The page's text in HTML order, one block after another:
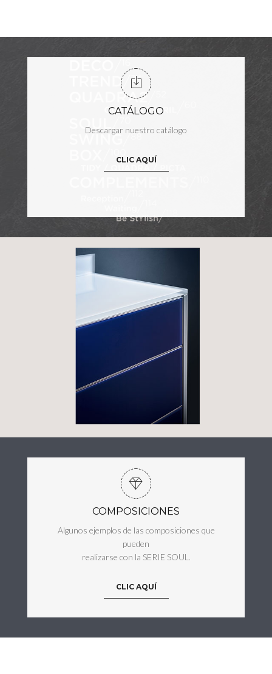
CATÁLOGO
Descargar nuestro catálogo
CLIC AQUÍ
COMPOSICIONES
Algunos ejemplos de las composiciones que
pueden
realizarse con la SERIE SOUL.
CLIC AQUÍ